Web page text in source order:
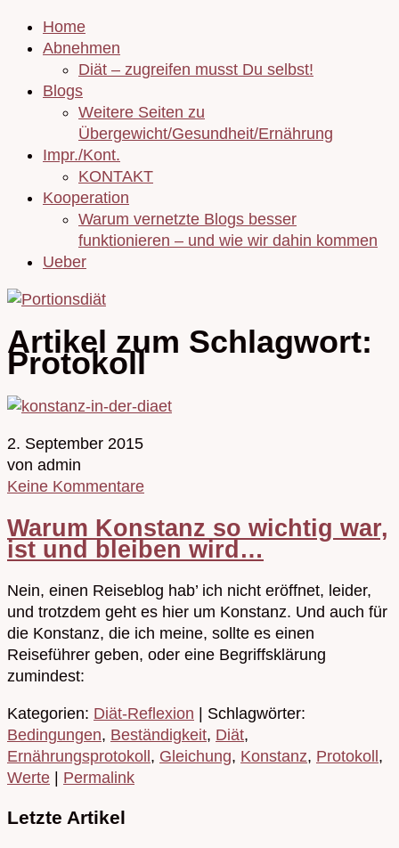
Home
Abnehmen
Diät – zugreifen musst Du selbst!
Blogs
Weitere Seiten zu
Übergewicht/Gesundheit/Ernährung
Impr./Kont.
KONTAKT
Kooperation
Warum vernetzte Blogs besser
funktionieren – und wie wir dahin kommen
Ueber
Artikel zum Schlagwort:
Protokoll
2. September 2015
von admin
Keine Kommentare
Warum Konstanz so wichtig war,
ist und bleiben wird…
Nein, einen Reiseblog hab’ ich nicht eröffnet, leider,
und trotzdem geht es hier um Konstanz. Und auch für
die Konstanz, die ich meine, sollte es einen
Reiseführer geben, oder eine Begriffsklärung
zumindest:
Kategorien: Diät-Reflexion | Schlagwörter:
Bedingungen, Beständigkeit, Diät,
Ernährungsprotokoll , Gleichung, Konstanz, Protokoll ,
Werte
Permalink
Letzte Artikel